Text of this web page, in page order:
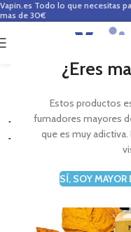
¿Eres
Estos productos
fumadores mayores
que es muy
SÍ, SOY MAYOR
Vapin.es Todo lo que necesitas
mas de 30€